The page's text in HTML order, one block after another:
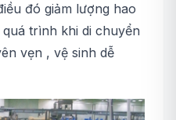
đó giảm lượng hao
trình khi di chuyển
vẹn , vệ sinh dễ